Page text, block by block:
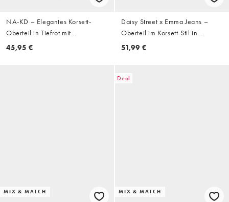
NA-KD – Elegantes Korsett-
Oberteil in Tiefrot mit
Neckholder
45,95 €
Daisy Street x Emma Jeans –
Oberteil im Korsett-Stil in
Hellrosa mit Knopfleiste,
51,99 €
MIX & MATCH
Deal
MIX & MATCH